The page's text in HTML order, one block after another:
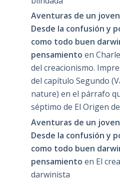
Aventuras de un
Desde la confusión y
como todo buen
pensamiento en
del creacionismo.
del capítulo Segundo
nature) en el párrafo
séptimo de El Origen
Aventuras de un
Desde la confusión y
como todo buen
pensamiento en El
darwinista